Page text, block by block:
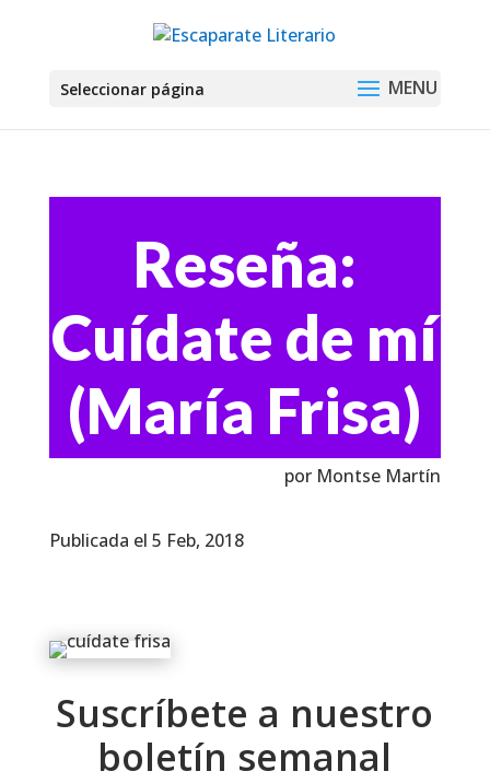
Seleccionar página
Reseña:
Cuídate de mí
(María Frisa)
por Montse Martín
Publicada el 5 Feb, 2018
Suscríbete a nuestro
boletín semanal